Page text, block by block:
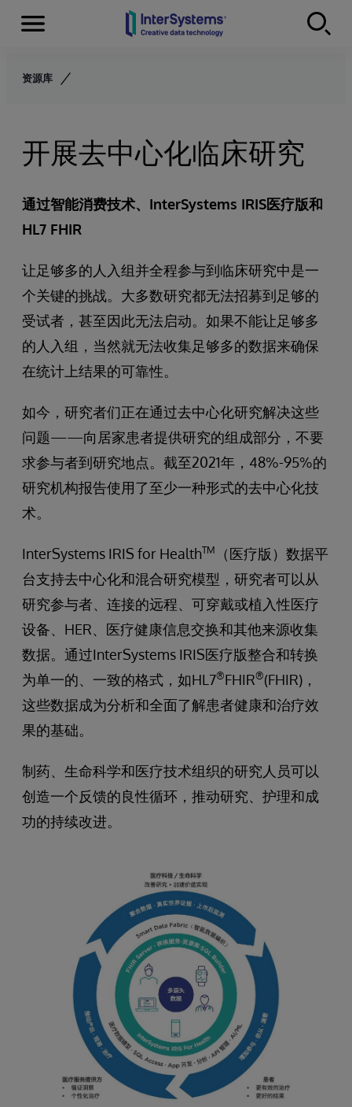
Skip to content
Menu
资源库
开展去中心化临床研究
通过智能消费技术、InterSystems IRIS医疗版和
HL7 FHIR
让足够多的人入组并全程参与到临床研究中是一
个关键的挑战。大多数研究都无法招募到足够的
受试者，甚至因此无法启动。如果不能让足够多
的人入组，当然就无法收集足够多的数据来确保
在统计上结果的可靠性。
如今，研究者们正在通过去中心化研究解决这些
问题——向居家患者提供研究的组成部分，不要
求参与者到研究地点。截至2021年，48%-95%的
研究机构报告使用了至少一种形式的去中心化技
术。
InterSystems IRIS for HealthTM
（医疗版）数据平
台支持去中心化和混合研究模型，研究者可以从
研究参与者、连接的远程、可穿戴或植入性医疗
设备、HER、医疗健康信息交换和其他来源收集
数据。通过InterSystems IRIS医疗版整合和转换
为单一的、一致的格式，如HL7®FHIR®(FHIR)，
这些数据成为分析和全面了解患者健康和治疗效
果的基础。
制药、生命科学和医疗技术组织的研究人员可以
创造一个反馈的良性循环，推动研究、护理和成
功的持续改进。